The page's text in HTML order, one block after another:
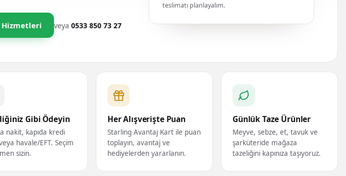
veya 0533 850 73 27
teslimatı planlayalım.
Gibi Ödeyin
nakit, kapıda kredi
havale/EFT. Seçim
sizin.
Her Alışverişte Puan
Starling Avantaj Kart ile puan
toplayın, avantaj ve
hediyelerden yararlanın.
Günlük Taze Ürünler
Meyve, sebze, et, tavuk ve
şarküteride mağaza
tazeliğini kapınıza taşıyoruz.